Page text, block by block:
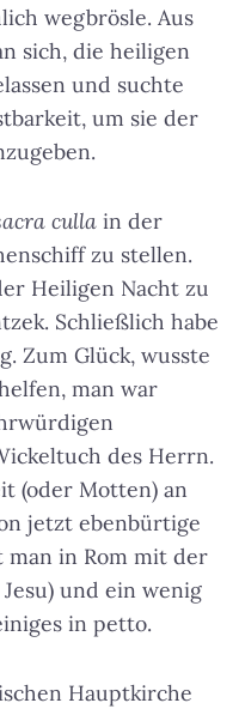
wegbrösle. Aus
sich, die heiligen
und suchte
um sie der
culla in der
zu stellen.
Heiligen Nacht zu
Schließlich habe
Zum Glück, wusste
man war
des Herrn.
(oder Motten) an
jetzt ebenbürtige
in Rom mit der
und ein wenig
in petto.
Hauptkirche